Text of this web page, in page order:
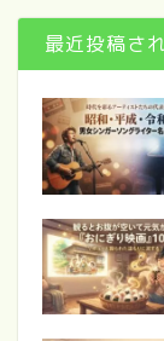
最近投稿さ